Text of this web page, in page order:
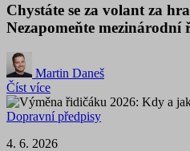
Chystáte se za volant za
Nezapomeňte mezinárodní
Martin Daneš
Číst více
Dopravní předpisy
4. 6. 2026